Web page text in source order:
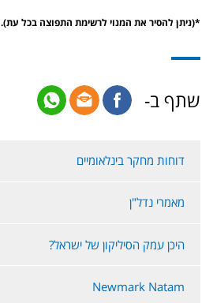
*(ניתן להסיר את המנוי לרשימת התפוצה בכל עת).
שתף ב-
דוחות מחקר בינלאומיים
מאמרי נדל"ן
היכן עמק הסיליקון של ישראל?
Newmark Natam